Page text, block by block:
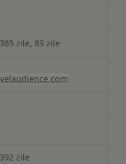
365 zile, 89 zile
392 zile